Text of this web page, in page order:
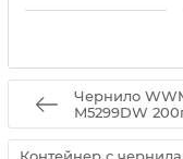
Чернило
M5299DW
Контейнер с